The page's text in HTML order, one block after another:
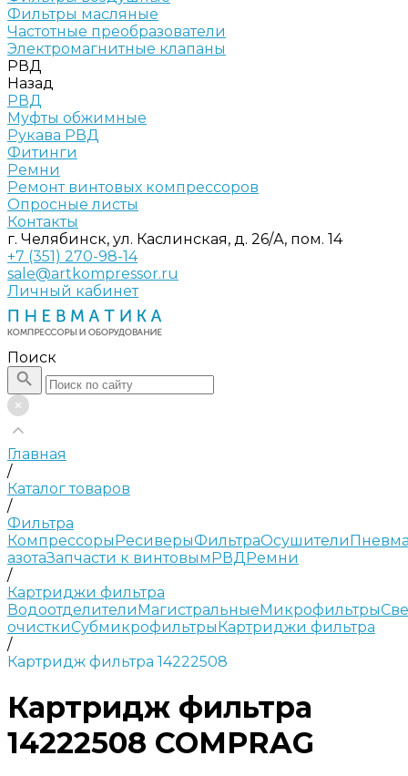
Фильтры масляные
Частотные преобразователи
Электромагнитные клапаны
РВД
Назад
РВД
Муфты обжимные
Рукава РВД
Фитинги
Ремни
Ремонт винтовых компрессоров
Опросные листы
Контакты
г. Челябинск, ул. Каслинская, д. 26/А, пом. 14
+7 (351) 270-98-14
sale@artkompressor.ru
Личный кабинет
Поиск
Главная
/
Каталог товаров
/
Фильтра
КомпрессорыРесиверыФильтраОсушители
азотаЗапчасти к винтовымРВДРемни
/
Картриджи фильтра
ВодоотделителиМагистральныеМикрофильтры
очисткиСубмикрофильтрыКартриджи фильтра
/
Картридж фильтра 14222508
Картридж фильтра
14222508 COMPRAG